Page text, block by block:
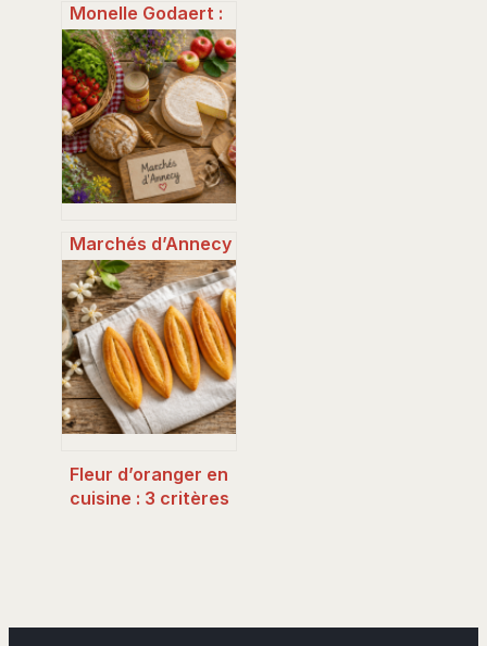
Monelle Godaert :
l’alliance du
marketing digital
et de la cuisine
familiale
Marchés d’Annecy
: 8 adresses pour
découvrir le
terroir savoyard
et éviter la foule
Fleur d’oranger en
cuisine : 3 critères